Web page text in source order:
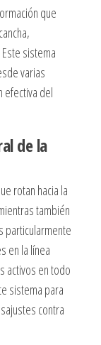
que
sistema
varias
efectiva del
de la
rotan hacia la
también
particularmente
en la línea
activos en todo
sistema para
contra